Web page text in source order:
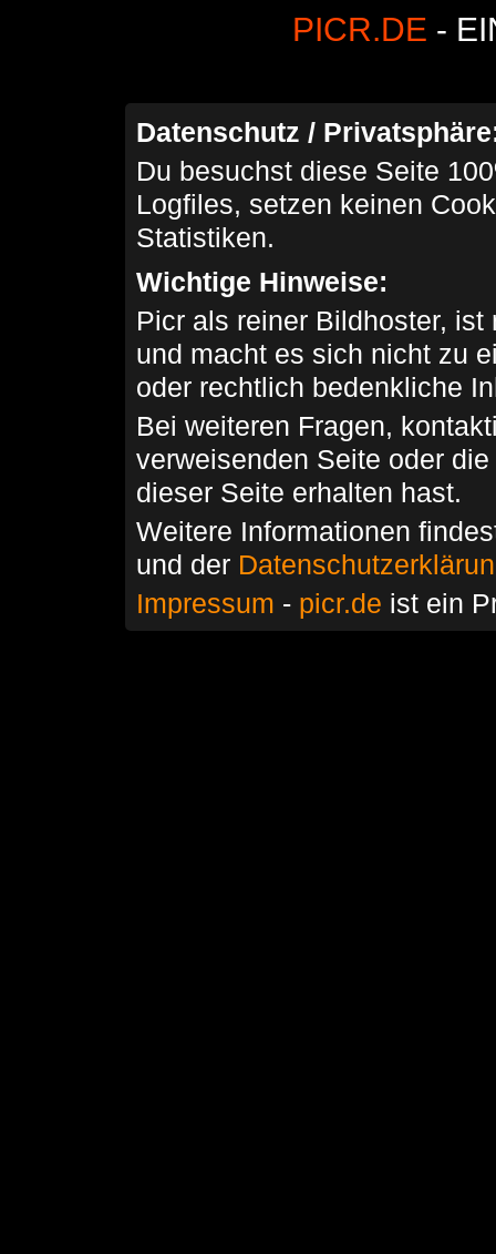
PICR.DE -
Datenschutz /
Du besuchst diese Seite
Logfiles, setzen keinen
Statistiken.
Wichtige Hinweise:
Picr als reiner Bildhoster,
und macht es sich nicht zu
oder rechtlich bedenkliche
Bei weiteren Fragen,
verweisenden Seite oder
dieser Seite erhalten hast.
Weitere Informationen
und der
Impressum - picr.de ist ein